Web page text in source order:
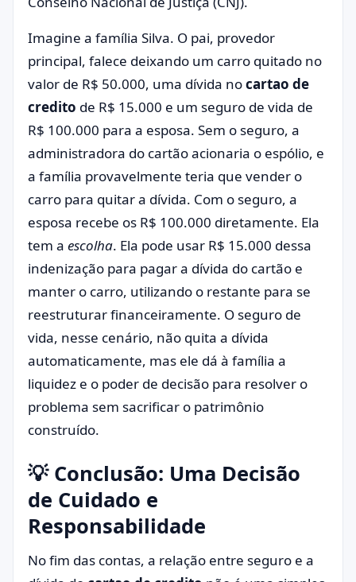
Imagine a família Silva. O pai, provedor
principal, falece deixando um carro quitado no
valor de R$ 50.000, uma dívida nocartao de
credito de R$ 15.000 e um seguro de vida de
R$ 100.000 para a esposa. Sem o seguro, a
administradora do cartão acionaria o espólio, e
a família provavelmente teria que vender o
carro para quitar a dívida. Com o seguro, a
esposa recebe os R$ 100.000 diretamente. Ela
tem a escolha. Ela pode usar R$ 15.000 dessa
indenização para pagar a dívida do cartão e
manter o carro, utilizando o restante para se
reestruturar financeiramente. O seguro de
vida, nesse cenário, não quita a dívida
automaticamente, mas ele dá à família a
liquidez e o poder de decisão para resolver o
problema sem sacrificar o patrimônio
construído.
💡 Conclusão: Uma Decisão
de Cuidado e
Responsabilidade
No fim das contas, a relação entre seguro e a